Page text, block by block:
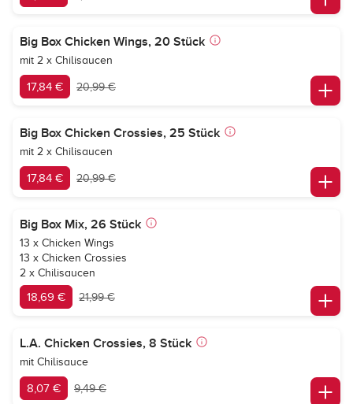
Big Box Chicken Wings, 20 Stück
mit 2 x Chilisaucen
17,84 € 20,99 €
Big Box Chicken Crossies, 25 Stück
mit 2 x Chilisaucen
17,84 € 20,99 €
Big Box Mix, 26 Stück
13 x Chicken Wings
13 x Chicken Crossies
2 x Chilisaucen
18,69 € 21,99 €
L.A. Chicken Crossies, 8 Stück
mit Chilisauce
8,07 € 9,49 €